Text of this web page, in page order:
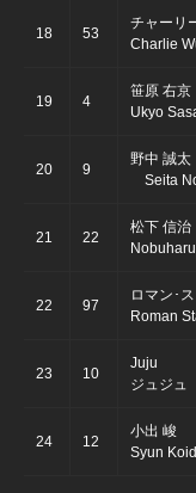
18 53
チャーリ
Charlie
19 4
笹原 右京
Ukyo
20 9
野中 誠太
Seita
21 22
松下 信治
22 97
ロマン･
Roman
23 10
Juju
ジュジュ
24 12
小出 峻
Syun